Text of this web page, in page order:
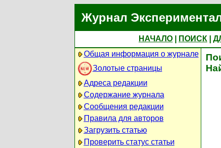
Журнал
НАЧАЛО ПОИСК
Общая информация о журнале
Золотые страницы
Адреса редакции
Содержание журнала
Сообщения редакции
Правила для авторов
Загрузить статью
Проверить статус статьи